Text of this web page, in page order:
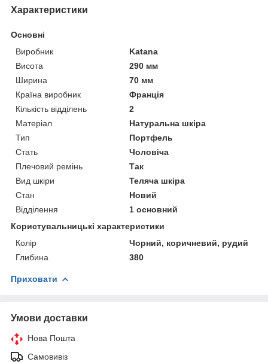
Характеристики
Основні
Виробник
Katana
Висота
290 мм
Ширина
70 мм
Країна виробник
Франція
Кількість відділень
2
Матеріал
Натуральна шкіра
Тип
Портфель
Стать
Чоловіча
Плечовий ремінь
Так
Вид шкіри
Теляча шкіра
Стан
Новий
Відділення
1 основний
Користувальницькі характеристики
Колір
Чорний, коричневий, рудий
Глибина
380
Приховати
Умови доставки
Нова Пошта
Самовивіз